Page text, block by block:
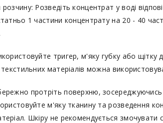
Розведіть концентрат у воді
1 частини концентрату на 20 - 40
тригер, м'яку губку або щітку
матеріалів можна
протріть поверхню, зосереджуючись
м'яку тканину та розведення
Шкіру не рекомендується змочувати